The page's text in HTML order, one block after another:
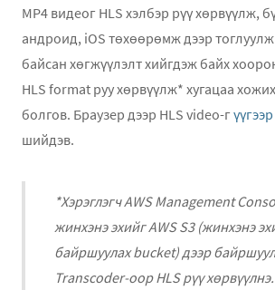
MP4 видеог HLS хэлбэр рүү хөрвүүлж,
андроид, iOS төхөөрөмж дээр тоглуулж
байсан хөгжүүлэлт хийгдэж байх
HLS format руу хөрвүүлж* хугацаа
болгов. Браузер дээр HLS video-гүүгээр
шийдэв.
*Хэрэглэгч AWS Management
жинхэнэ эхийг AWS S3 (жинхэнэ
байршуулах bucket) дээр
Transcoder-оор HLS рүү